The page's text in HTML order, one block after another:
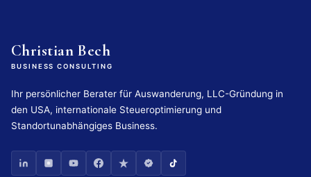
Christian Bech
BUSINESS CONSULTING
Ihr persönlicher Berater für Auswanderung, LLC-Gründung in
den USA, internationale Steueroptimierung und
Standortunabhängiges Business.